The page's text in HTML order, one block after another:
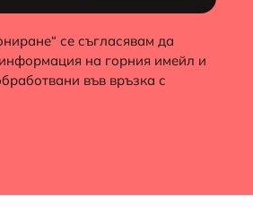
се съгласявам да
на горния имейл и
във връзка с